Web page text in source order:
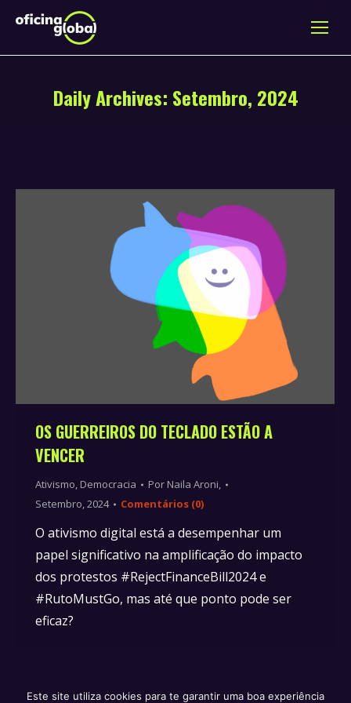
Daily Archives: Setembro, 2024
OS GUERREIROS DO TECLADO ESTÃO A
VENCER
Ativismo, Democracia Por Naila Aroni,
Setembro, 2024
Comentários (0)
O ativismo digital está a desempenhar um
papel significativo na amplificação do impacto
dos protestos #RejectFinanceBill2024 e
#RutoMustGo, mas até que ponto pode ser
eficaz?
Este site utiliza cookies para te garantir uma boa experiência